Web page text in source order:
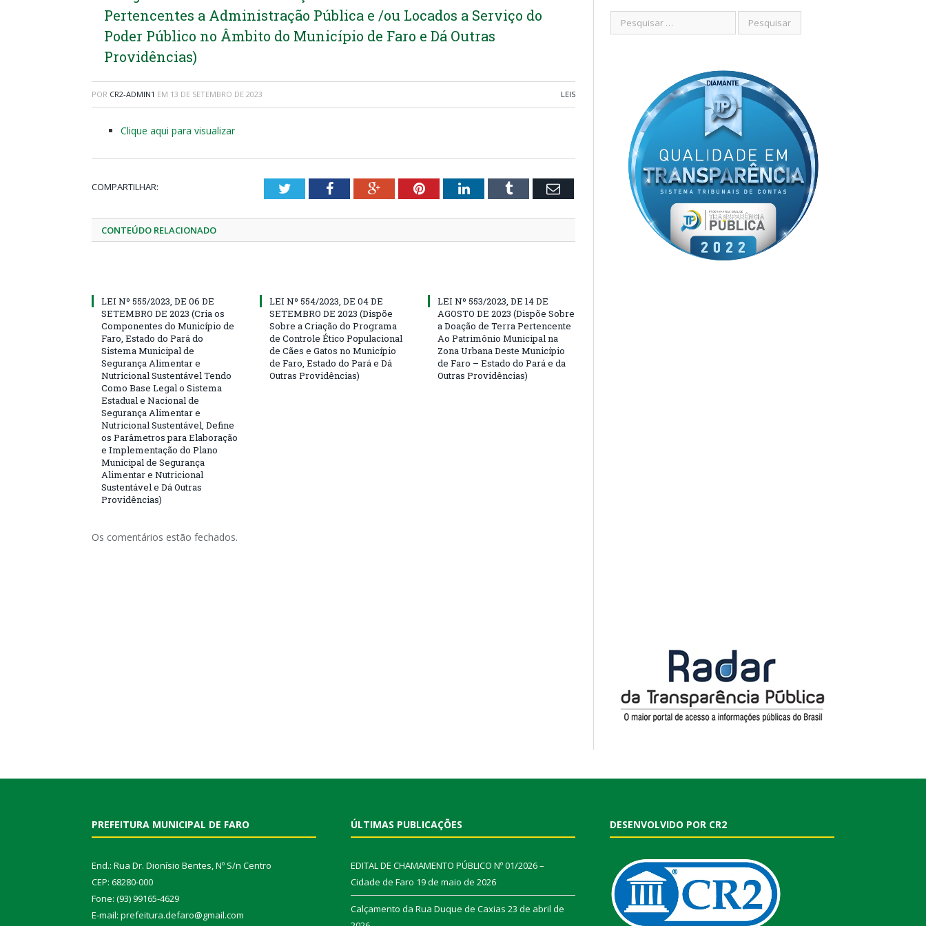
Pertencentes a Administração Pública e /ou Locados a Serviço do
Poder Público no Âmbito do Município de Faro e Dá Outras
Providências)
POR CR2-ADMIN1 EM 13 DE SETEMBRO DE 2023 LEIS
Clique aqui para visualizar
COMPARTILHAR: TwitterFacebookGoogle+PinterestLinkedInTumblr Email
CONTEÚDO RELACIONADO
LEI Nº 555/2023, DE 06 DE
SETEMBRO DE 2023 (Cria os
Componentes do Município de
Faro, Estado do Pará do
Sistema Municipal de
Segurança Alimentar e
Nutricional Sustentável Tendo
Como Base Legal o Sistema
Estadual e Nacional de
Segurança Alimentar e
Nutricional Sustentável, Define
os Parâmetros para Elaboração
e Implementação do Plano
Municipal de Segurança
Alimentar e Nutricional
Sustentável e Dá Outras
Providências)
LEI Nº 554/2023, DE 04 DE
SETEMBRO DE 2023 (Dispõe
Sobre a Criação do Programa
de Controle Ético Populacional
de Cães e Gatos no Município
de Faro, Estado do Pará e Dá
Outras Providências)
LEI Nº 553/2023, DE 14 DE
AGOSTO DE 2023 (Dispõe Sobre
a Doação de Terra Pertencente
Ao Patrimônio Municipal na
Zona Urbana Deste Município
de Faro – Estado do Pará e da
Outras Providências)
Os comentários estão fechados.
PREFEITURA MUNICIPAL DE FARO
End.: Rua Dr. Dionísio Bentes, Nº S/n Centro
CEP: 68280-000
Fone: (93) 99165-4629
E-mail: prefeitura.defaro@gmail.com
ÚLTIMAS PUBLICAÇÕES
EDITAL DE CHAMAMENTO PÚBLICO Nº 01/2026 –
Cidade de Faro 19 de maio de 2026
Calçamento da Rua Duque de Caxias 23 de abril de
DESENVOLVIDO POR CR2